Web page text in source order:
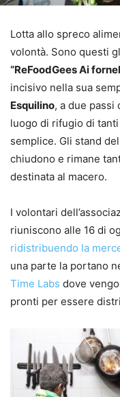
Lotta allo spreco
volontà. Sono questi
“ReFoodGees Ai
incisivo nella sua
Esquilino, a due passi
luogo di rifugio di tanti
semplice. Gli stand
chiudono e rimane
destinata al macero.
I volontari
riuniscono alle 16 di
ridistribuendo la
una parte la portano
Time Labs dove
pronti per essere